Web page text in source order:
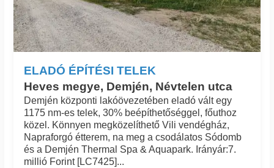
ELADÓ ÉPÍTÉSI TELEK
Heves megye, Demjén, Névtelen utca
Demjén központi lakóövezetében eladó vált egy
1175 nm-es telek, 30% beépíthetőséggel, főuthoz
közel. Könnyen megközelíthető Vili vendégház,
Napraforgó étterem, na meg a csodálatos Sódomb
és a Demjén Thermal Spa & Aquapark. Irányár:7.
millió Forint [LC7425]...